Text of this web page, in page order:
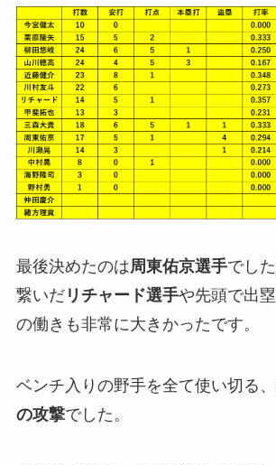
最後決めたのは周東佑京選手でし
繋いだリチャード選手や先頭で出
の働きも非常に大きかったです。
ベンチ入りの野手を全て使い切る
の攻撃でした。